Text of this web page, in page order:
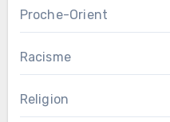
Proche-Orient
Racisme
Religion